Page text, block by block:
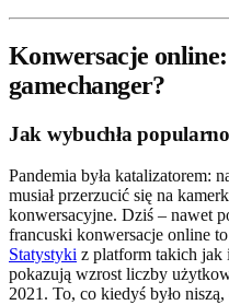
Konwersacje
gamechanger?
Jak wybuchła
Pandemia była katalizatorem:
musiał przerzucić się na
konwersacyjne. Dziś – nawet
francuski konwersacje online
Statystyki z platform takich jak
pokazują wzrost liczby
2021. To, co kiedyś było niszą,